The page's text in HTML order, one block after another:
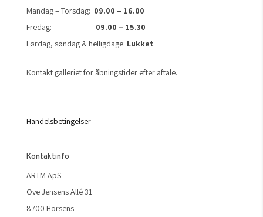
Mandag – Torsdag: 09.00 – 16.00
Fredag: 09.00 – 15.30
Lørdag, søndag & helligdage: Lukket
Kontakt galleriet for åbningstider efter aftale.
Handelsbetingelser
Kontaktinfo
ARTM ApS
Ove Jensens Allé 31
8700 Horsens